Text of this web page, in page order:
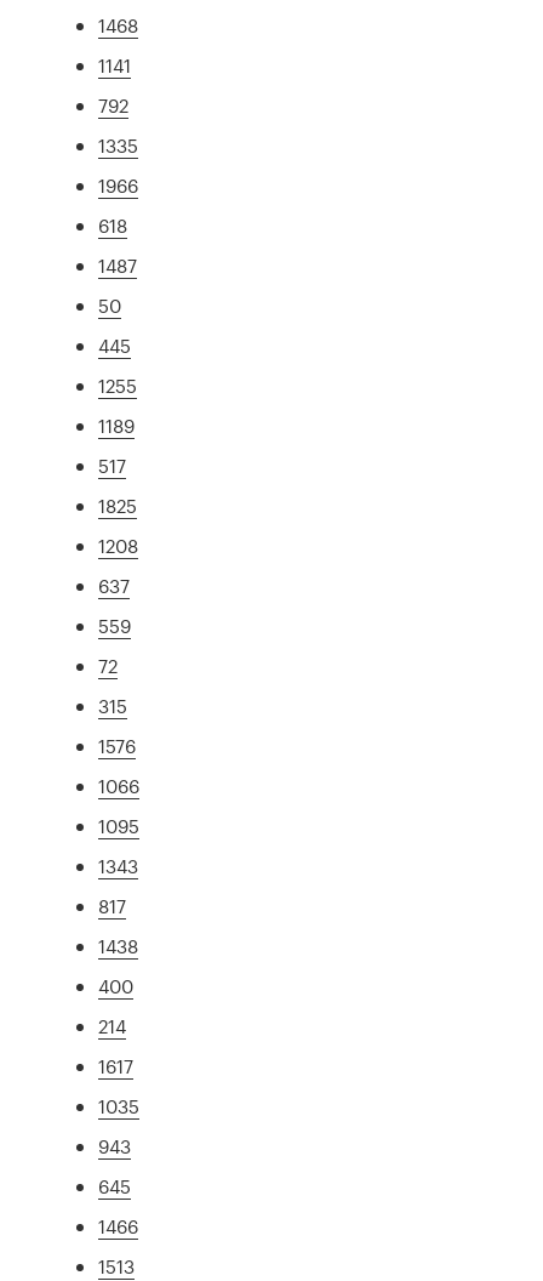
1468
1141
792
1335
1966
618
1487
50
445
1255
1189
517
1825
1208
637
559
72
315
1576
1066
1095
1343
817
1438
400
214
1617
1035
943
645
1466
1513